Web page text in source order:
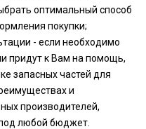
оптимальный способ
покупки;
- если необходимо
придут к Вам на помощь,
запасных частей для
и
производителей,
любой бюджет.